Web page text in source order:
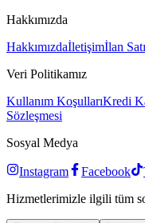
Hakkımızda
Hakkımızdaİletişimİlan
Veri Politikamız
Kullanım KoşullarıKredi
Sözleşmesi
Sosyal Medya
Instagram Facebook
Hizmetlerimizle ilgili tüm